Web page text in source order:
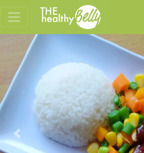
Previous